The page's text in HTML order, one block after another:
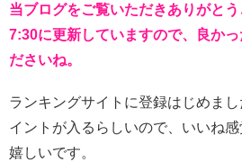
当ブログをご覧いただきありがと
7:30に更新していますので、良かっ
ださいね。
ランキングサイトに登録はじめま
イントが入るらしいので、いいね
嬉しいです。